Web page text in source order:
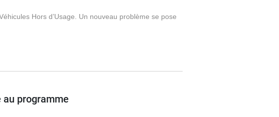
Hors d’Usage. Un nouveau problème se pose
au programme